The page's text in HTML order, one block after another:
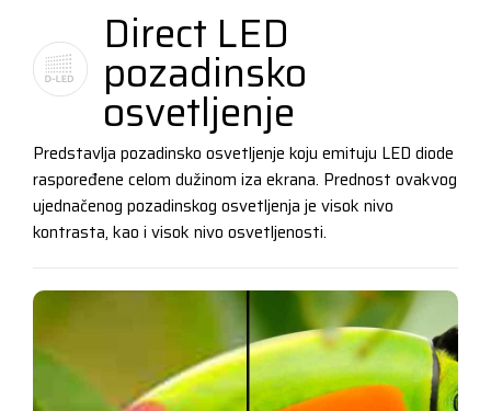
Direct LED
pozadinsko
osvetljenje
Predstavlja pozadinsko osvetljenje koju emituju LED diode
raspoređene celom dužinom iza ekrana. Prednost ovakvog
ujednačenog pozadinskog osvetljenja je visok nivo
kontrasta, kao i visok nivo osvetljenosti.